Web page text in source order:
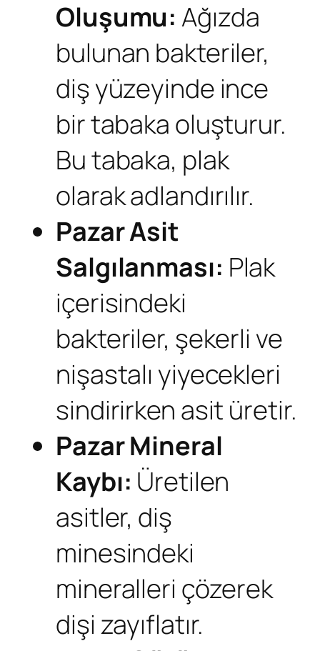
Oluşumu: Ağızda
bulunan bakteriler,
diş yüzeyinde ince
bir tabaka oluşturur.
Bu tabaka, plak
olarak adlandırılır.
PazarAsit
Salgılanması: Plak
içerisindeki
bakteriler, şekerli ve
nişastalı yiyecekleri
sindirirken asit üretir.
PazarMineral
Kaybı: Üretilen
asitler, diş
minesindeki
mineralleri çözerek
dişi zayıflatır.